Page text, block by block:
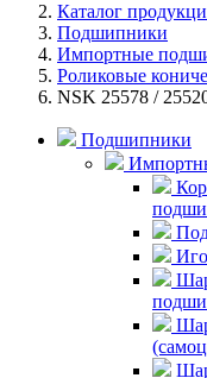
Каталог
Подшипники
Импортные
Роликовые
NSK 25578 /
Подшипники